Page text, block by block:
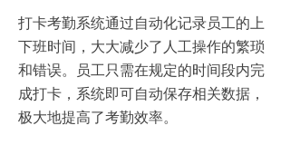
打卡考勤系统通过自动化记录员工的上
下班时间，大大减少了人工操作的繁琐
和错误。员工只需在规定的时间段内完
成打卡，系统即可自动保存相关数据，
极大地提高了考勤效率。